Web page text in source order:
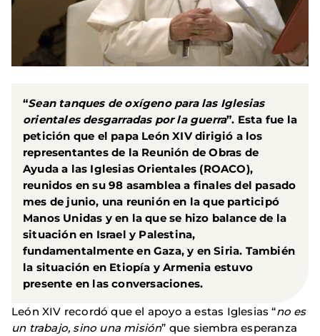
“Sean tanques de oxígeno para las Iglesias
orientales desgarradas por la guerra”. Esta fue la
petición que el papa León XIV dirigió a los
representantes de la Reunión de Obras de
Ayuda a las Iglesias Orientales (ROACO),
reunidos en su 98 asamblea a finales del pasado
mes de junio, una reunión en la que participó
Manos Unidas y en la que se hizo balance de la
situación en Israel y Palestina,
fundamentalmente en Gaza, y en Siria. También
la situación en Etiopía y Armenia estuvo
presente en las conversaciones.
León XIV recordó que el apoyo a estas Iglesias “no es
un trabajo, sino una misión” que siembra esperanza